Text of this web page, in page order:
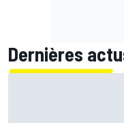
Dernières